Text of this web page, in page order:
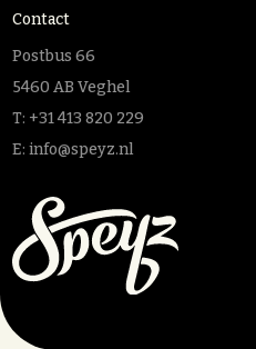
Contact
Postbus 66
5460 AB Veghel
T: +31 413 820 229
E: info@speyz.nl